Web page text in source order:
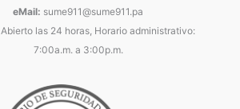
eMail: sume911@sume911.pa
Abierto las 24 horas, Horario administrativo:
7:00a.m. a 3:00p.m.